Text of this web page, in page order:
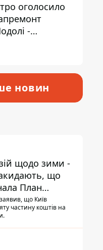
оголосило
-
новин
щодо зими -
що
План
20% що Київ
частину коштів на